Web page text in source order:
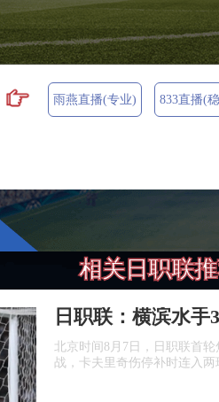
雨燕直播(专业) 833直播(
相关日职联
北京时间8月7日，日职联首
战，卡夫里奇伤停补时连入两